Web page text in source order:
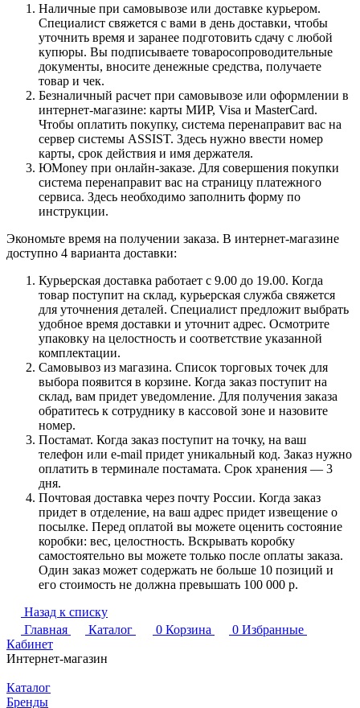
Наличные при самовывозе или доставке курьером.
Специалист свяжется с вами в день доставки, чтобы
уточнить время и заранее подготовить сдачу с любой
купюры. Вы подписываете товаросопроводительные
документы, вносите денежные средства, получаете
товар и чек.
Безналичный расчет при самовывозе или оформлении в
интернет-магазине: карты МИР, Visa и MasterCard.
Чтобы оплатить покупку, система перенаправит вас на
сервер системы ASSIST. Здесь нужно ввести номер
карты, срок действия и имя держателя.
ЮMoney при онлайн-заказе. Для совершения покупки
система перенаправит вас на страницу платежного
сервиса. Здесь необходимо заполнить форму по
инструкции.
Экономьте время на получении заказа. В интернет-магазине
доступно 4 варианта доставки:
Курьерская доставка работает с 9.00 до 19.00. Когда
товар поступит на склад, курьерская служба свяжется
для уточнения деталей. Специалист предложит выбрать
удобное время доставки и уточнит адрес. Осмотрите
упаковку на целостность и соответствие указанной
комплектации.
Самовывоз из магазина. Список торговых точек для
выбора появится в корзине. Когда заказ поступит на
склад, вам придет уведомление. Для получения заказа
обратитесь к сотруднику в кассовой зоне и назовите
номер.
Постамат. Когда заказ поступит на точку, на ваш
телефон или e-mail придет уникальный код. Заказ нужно
оплатить в терминале постамата. Срок хранения — 3
дня.
Почтовая доставка через почту России. Когда заказ
придет в отделение, на ваш адрес придет извещение о
посылке. Перед оплатой вы можете оценить состояние
коробки: вес, целостность. Вскрывать коробку
самостоятельно вы можете только после оплаты заказа.
Один заказ может содержать не больше 10 позиций и
его стоимость не должна превышать 100 000 р.
Назад к списку
Главная
Каталог 0 Корзина 0 Избранные
Кабинет
Интернет-магазин
Каталог
Бренды